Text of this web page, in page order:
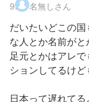
9. 名無しさん
だいたいどこの
な人とか名前がと
足元とかはアレ
ションしてるけど
日本って遅れてる